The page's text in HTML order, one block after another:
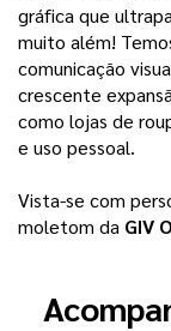
gráfica que
muito além!
comunicação
crescente
como lojas de
e uso pessoal.
Vista-se com
moletom da GIV